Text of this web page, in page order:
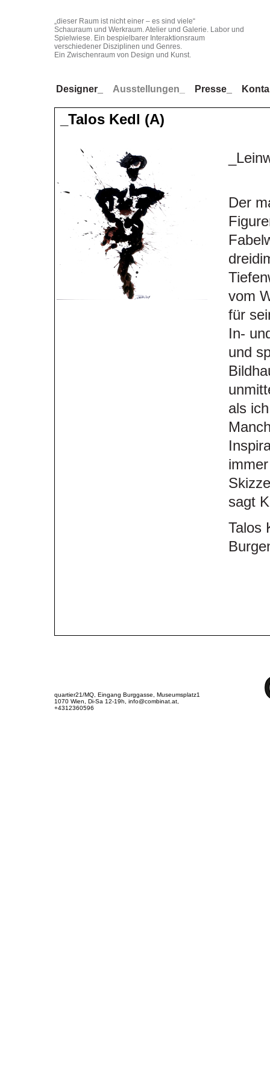
„dieser Raum ist nicht einer – es sind viele“
Schauraum und Werkraum. Atelier und Galerie. Labor und
Spielwiese. Ein bespielbarer Interaktionsraum
verschiedener Disziplinen und Genres.
Ein Zwischenraum von Design und Kunst.
Designer_ Ausstellungen_ Presse_
_Talos Kedl (A)
Der
vom
für
In-
und
als
sagt
Talos
quartier21/MQ, Eingang Burggasse, Museumsplatz1
1070 Wien, Di-Sa 12-19h, info@combinat.at,
+4312360596